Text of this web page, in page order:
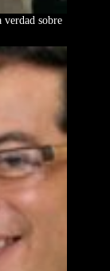
sobre